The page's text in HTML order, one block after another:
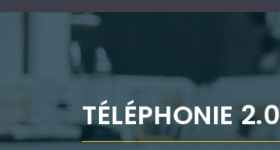
TÉLÉPHONIE